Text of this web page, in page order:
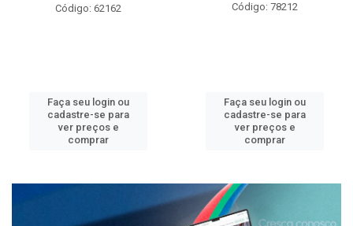
Código: 62162
Faça seu login ou
cadastre-se para
ver preços e
comprar
Código: 78212
Faça seu login ou
cadastre-se para
ver preços e
comprar